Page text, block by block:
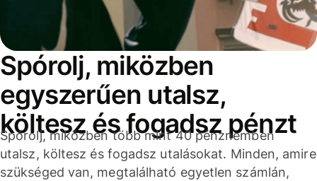
Spórolj, miközben
egyszerűen utalsz,
költesz és fogadsz pénzt
Spórolj, miközben több mint 40 pénznemben
utalsz, költesz és fogadsz utalásokat. Minden, amire
szükséged van, megtalálható egyetlen számlán,